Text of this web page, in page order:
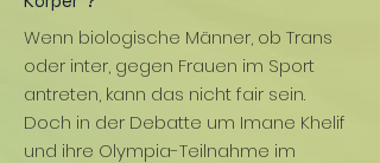
Wenn biologische Männer, ob Trans
oder inter, gegen Frauen im Sport
antreten, kann das nicht fair sein.
Doch in der Debatte um Imane Khelif
und ihre Olympia-Teilnahme im